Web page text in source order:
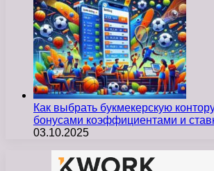
Как выбрать букмекерскую
бонусами коэффициентами и
03.10.2025